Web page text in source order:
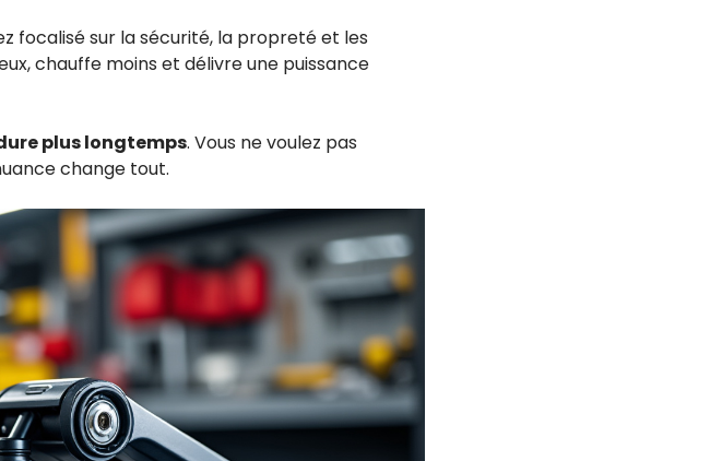
focalisé sur la sécurité, la propreté et les
chauffe moins et délivre une puissance
plus longtemps. Vous ne voulez pas
change tout.